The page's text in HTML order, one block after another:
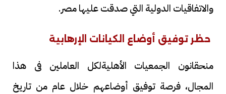
والاتفاقيات الدولية التي صدقت عليها مصر.
حظر توفيق أوضاع الكيانات الإرهابية
منحقانون الجمعيات الأهليةلكل العاملين فى هذا
المجال، فرصة توفيق أوضاعهم خلال عام من تاريخ